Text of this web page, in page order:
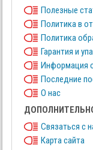
Полезные
Политика в
Политика
Гарантия и
Информация
Последние
О нас
Связаться с
Карта сайта